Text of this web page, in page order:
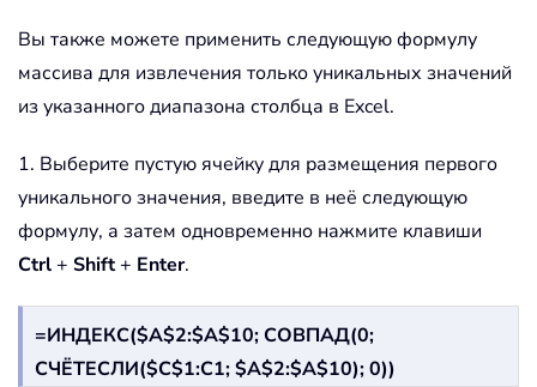
Вы также можете применить следующую формулу
массива для извлечения только уникальных значений
из указанного диапазона столбца в Excel.
1. Выберите пустую ячейку для размещения первого
уникального значения, введите в неё следующую
формулу, а затем одновременно нажмите клавиши
Ctrl+ Shift+ Enter.
=ИНДЕКС($A$2:$A$10; СОВПАД(0;
СЧЁТЕСЛИ($C$1:C1; $A$2:$A$10); 0))